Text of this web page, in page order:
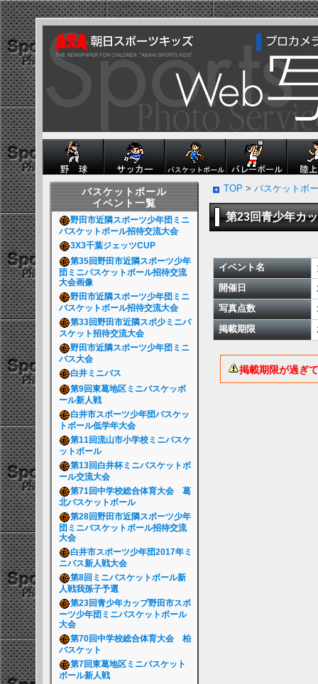
バスケットボール
イベント一覧
野田市近隣スポーツ少年団ミニ
バスケットボール招待交流大会
3X3千葉ジェッツCUP
第35回野田市近隣スポーツ少年
団ミニバスケットボール招待交流
大会画像
野田市近隣スポーツ少年団ミニ
バスケットボール招待交流大会
第33回野田市近隣スポ少ミニバ
スケット招待交流大会
野田市近隣スポーツ少年団ミニ
バス大会
白井ミニバス
第9回東葛地区ミニバスケッボ
ール新人戦
白井市スポーツ少年団バスケッ
トボール低学年大会
第11回流山市小学校ミニバスケ
ットボール
第13回白井杯ミニバスケットボ
ール交流大会
第71回中学校総合体育大会 葛
北バスケットボール
第28回野田市近隣スポーツ少年
団ミニバスケットボール招待交流
大会
白井市スポーツ少年団2017年ミ
ニバス新人戦大会
第8回ミニバスケットボール新
人戦我孫子予選
第23回青少年カップ野田市スポ
ーツ少年団ミニバスケットボール
大会
第70回中学校総合体育大会 柏
バスケット
第7回東葛地区ミニバスケット
ボール新人戦
TOP > バスケットボ
第23回青少年カ
イベント名
開催日
写真点数
掲載期限
掲載期限が過ぎ